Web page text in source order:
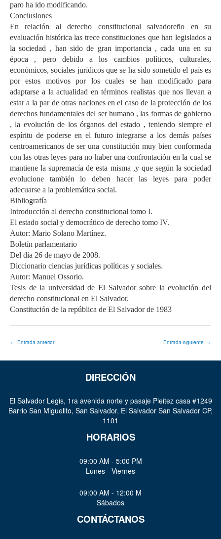
paro ha ido modificando.
Conclusiones
En relación al derecho constitucional salvadoreño en su
evaluación histórica las trece constituciones que han legislados a
la sociedad , han sido de gran importancia , cada una en su
época , pero debido a los cambios políticos, culturales,
económicos, sociales jurídicos que se ha sido sometido el país es
por estos motivos por los cuales se han modificado para
adaptarse a la actualidad en términos realistas que nos llevan a
estar a la par de otras naciones en el caso de la protección de los
derechos fundamentales del ser humano , las formas de gobierno
, la evolución de los órganos del estado , teniendo siempre el
espíritu de poderse en el futuro integrarse a los demás países
centroamericanos de ser una constitución muy bien conformada
con las otras leyes para no haber una confrontación en la cual se
mantiene la supremacía de esta misma ,y que según la sociedad
evolucione también lo deben hacer las leyes para poder
adecuarse a la problemática social.
Bibliografía
Introducción al derecho constitucional tomo I.
El estado social y democrático de derecho tomo IV.
Autor: Mario Solano Martínez.
Boletín parlamentario
Del día 26 de mayo de 2008.
Diccionario ciencias jurídicas políticas y sociales.
Autor: Manuel Ossorio.
Tesis de la universidad de El Salvador sobre la evolución del
derecho constitucional en El Salvador.
Constitución de la república de El Salvador de 1983
← Entrada anterior Entrada siguiente →
DIRECCIÓN
El Salvador Legis, 1ra avenida norte y pasaje Pleitez casa #1249
Barrio San Miguelito, San Salvador, El Salvador San Salvador CP,
1101
HORARIOS
09:00 AM - 5:00 PM
Lunes - Viernes
09:00 AM - 12:00 M
Sábados
CONTÁCTANOS